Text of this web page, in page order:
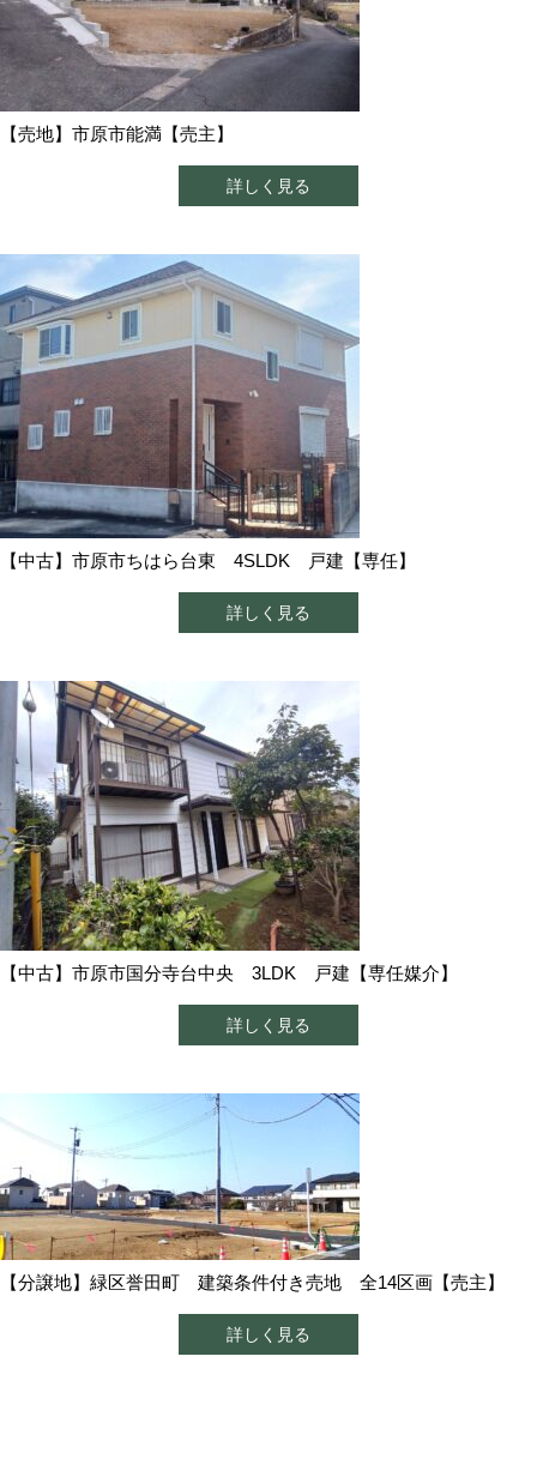
【売地】市原市能満【売主】
詳しく見る
【中古】市原市ちはら台東 4SLDK 戸建【専任】
詳しく見る
【中古】市原市国分寺台中央 3LDK 戸建【専任媒介】
詳しく見る
【分譲地】緑区誉田町 建築条件付き売地 全14区画【売主】
詳しく見る